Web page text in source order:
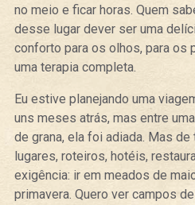
no meio e ficar horas. Quem
desse lugar dever ser uma
conforto para os olhos, para os
uma terapia completa.
Eu estive planejando uma
uns meses atrás, mas entre
de grana, ela foi adiada. Mas
lugares, roteiros, hotéis,
exigência: ir em meados de
primavera. Quero ver campos